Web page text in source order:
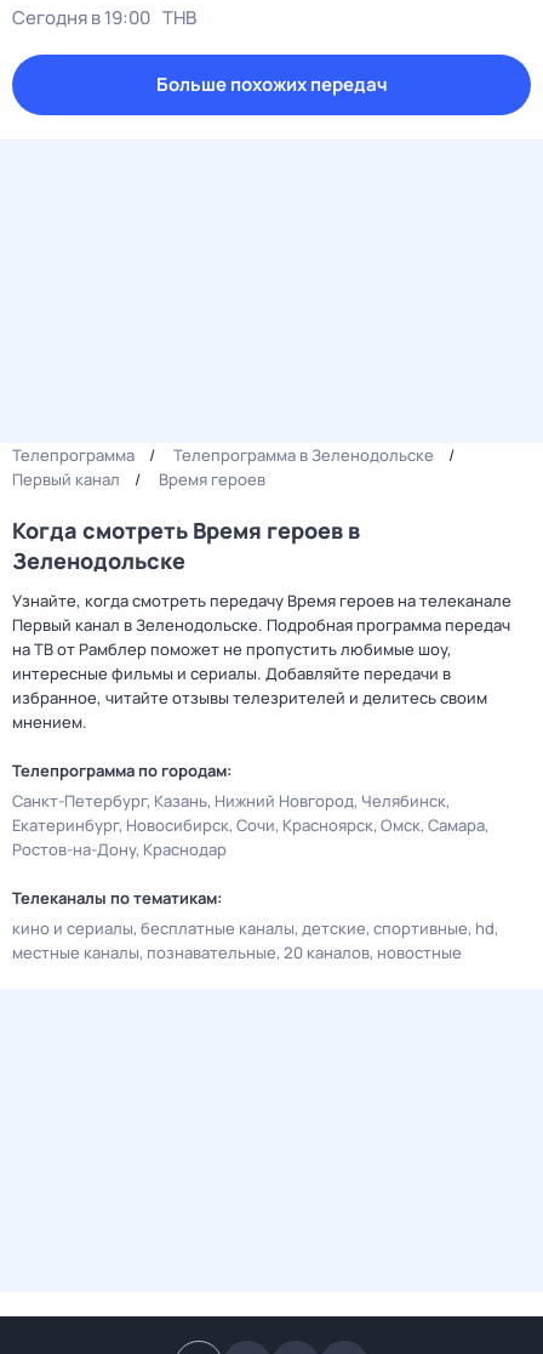
Сегодня в 19:00 ТНВ
Больше похожих передач
Телепрограмма
Телепрограмма в Зеленодольске
Первый канал
Время героев
Когда смотреть Время героев в
Зеленодольске
Узнайте, когда смотреть передачу Время героев на телеканале
Первый канал в Зеленодольске. Подробная программа передач
на ТВ от Рамблер поможет не пропустить любимые шоу,
интересные фильмы и сериалы. Добавляйте передачи в
избранное, читайте отзывы телезрителей и делитесь своим
мнением.
Телепрограмма по городам:
Санкт-Петербург Казань Нижний Новгород Челябинск
Екатеринбург Новосибирск Сочи Красноярск Омск Самара
Ростов-на-Дону Краснодар
Телеканалы по тематикам:
кино и сериалы бесплатные каналы детские спортивные hd
местные каналы познавательные 20 каналов новостные